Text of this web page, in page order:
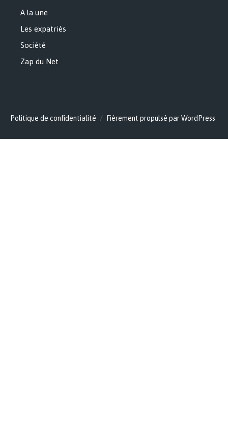
A la une
Les expatriés
Société
Zap du Net
Politique de confidentialité Fièrement propulsé par WordPress